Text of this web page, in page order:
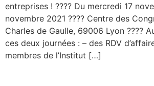
entreprises ! ???? Du mercredi 17
novembre 2021 ???? Centre des
Charles de Gaulle, 69006 Lyon ????
ces deux journées : – des RDV
membres de l’Institut […]